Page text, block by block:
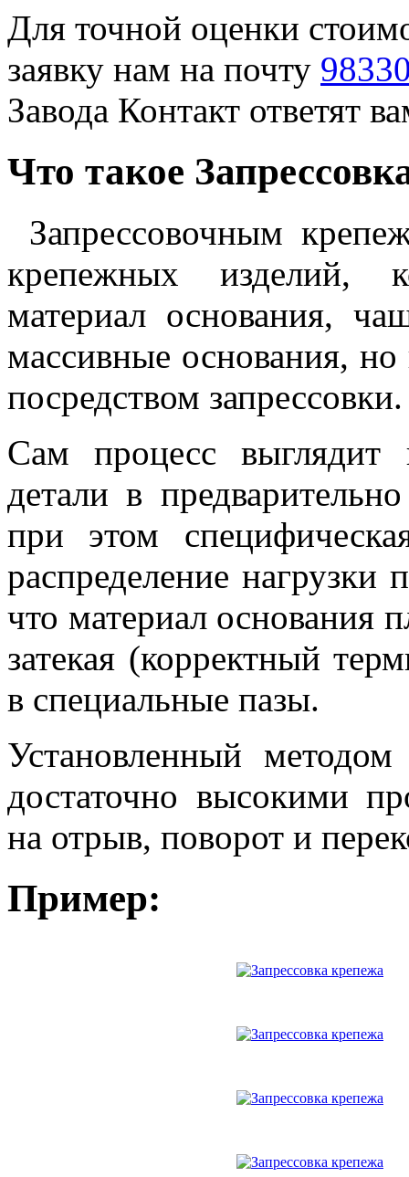
Для точной оценки
заявку нам на почту
Завода Контакт ответят
Что такое
Запрессовочным
крепежных изделий,
материал основания,
массивные основания,
посредством запрессовки.
Сам процесс выглядит
детали в
при этом
распределение нагрузки
что материал основания
затекая (корректный
в специальные пазы.
Установленный методом
достаточно высокими
на отрыв, поворот и
Пример: